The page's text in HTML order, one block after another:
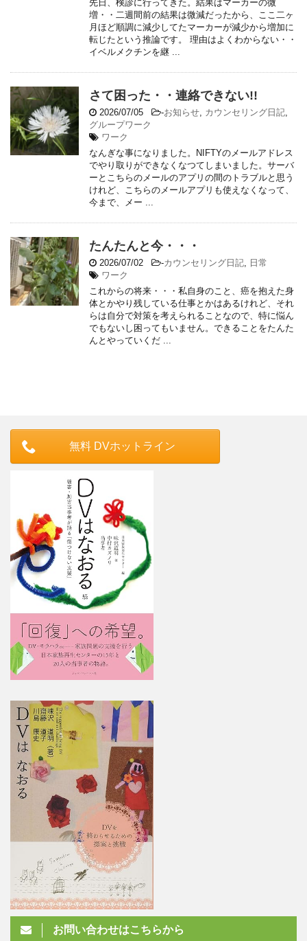
先日、検診に行ってきた。結果はマーカーの微
増・・二週間前の結果は微減だったから、ここ二ヶ
月ほど順調に減少してたマーカーが減少から増加に
転じたという推論です。 理由はよくわからない・・
イベルメクチンを継 ...
さて困った・・連絡できない!!
2026/07/05 -お知らせ, カウンセリング日記,
グループワーク
ワーク
なんぎな事になりました。NIFTYのメールアドレス
でやり取りができなくなつてしまいました。サーバ
ーとこちらのメールのアプリの間のトラブルと思う
けれど、こちらのメールアプリも使えなくなって、
今まで、メー ...
たんたんと今・・・
2026/07/02 -カウンセリング日記, 日常
ワーク
これからの将来・・・私自身のこと、癌を抱えた身
体とかやり残している仕事とかはあるけれど、それ
らは自分で対策を考えられることなので、特に悩ん
でもないし困ってもいません。できることをたんた
んとやっていくだ ...
無料 DVホットライン
お問い合わせはこちらから